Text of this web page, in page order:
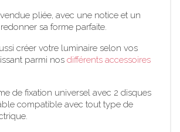
pliée, avec une notice et un
sa forme parfaite.
créer votre luminaire selon vos
parmi nos différents accessoires
de fixation universel avec 2 disques
compatible avec tout type de